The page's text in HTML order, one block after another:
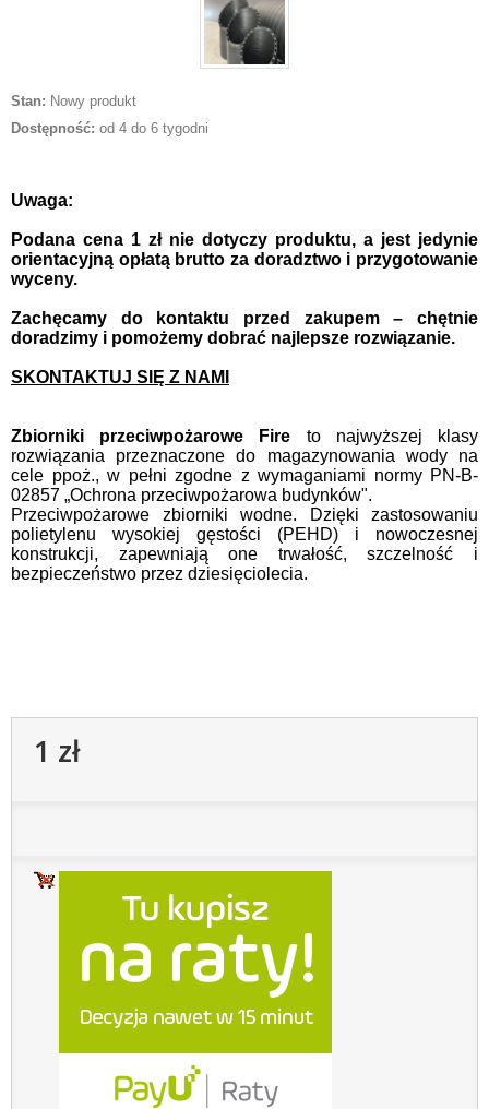
Stan: Nowy produkt
Dostępność: od 4 do 6 tygodni
Uwaga:
Podana cena 1 zł nie dotyczy produktu, a jest jedynie
orientacyjną opłatą brutto za doradztwo i przygotowanie
wyceny.
Zachęcamy do kontaktu przed zakupem – chętnie
doradzimy i pomożemy dobrać najlepsze rozwiązanie.
SKONTAKTUJ SIĘ Z NAMI
Zbiorniki przeciwpożarowe Fire to najwyższej klasy
rozwiązania przeznaczone do magazynowania wody na
cele ppoż., w pełni zgodne z wymaganiami normy PN-B-
02857 „Ochrona przeciwpożarowa budynków".
Przeciwpożarowe zbiorniki wodne. Dzięki zastosowaniu
polietylenu wysokiej gęstości (PEHD) i nowoczesnej
konstrukcji, zapewniają one trwałość, szczelność i
bezpieczeństwo przez dziesięciolecia.
1 zł